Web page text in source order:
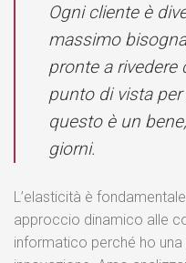
Ogni cliente è
massimo
pronte a
punto di vista per
questo è un
giorni.
L’elasticità è
approccio dinamico alle
informatico perché ho